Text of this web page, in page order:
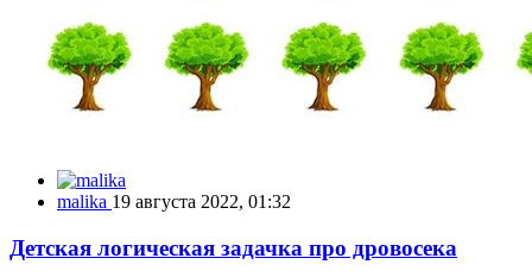
malika 19 августа 2022, 01:32
Детская логическая задачка про дровосека